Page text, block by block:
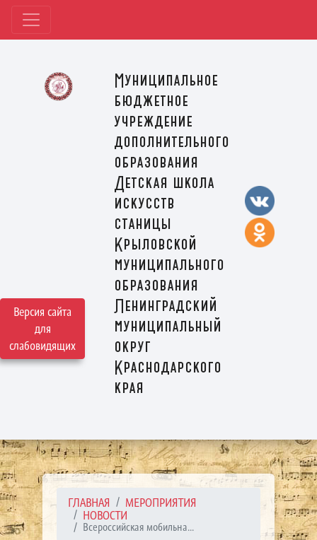
Версия сайта
для
слабовидящих
Муниципальное
бюджетное
учреждение
дополнительного
образования
Детская школа
искусств
станицы
Крыловской
муниципального
образования
Ленинградский
муниципальный
округ
Краснодарского
края
ГЛАВНАЯ
МЕРОПРИЯТИЯ
НОВОСТИ
Всероссийская мобильна...